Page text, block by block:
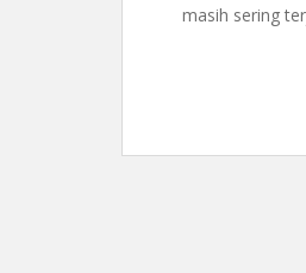
masih sering